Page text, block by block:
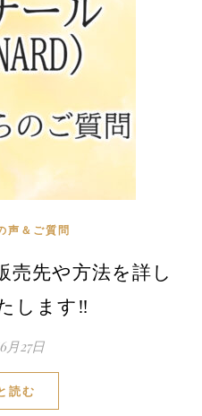
声＆ご質問
売先や方法を詳し
します‼
月27日
読む